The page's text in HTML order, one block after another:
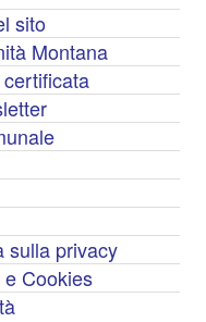
sito
Montana
sulla privacy
Cookies